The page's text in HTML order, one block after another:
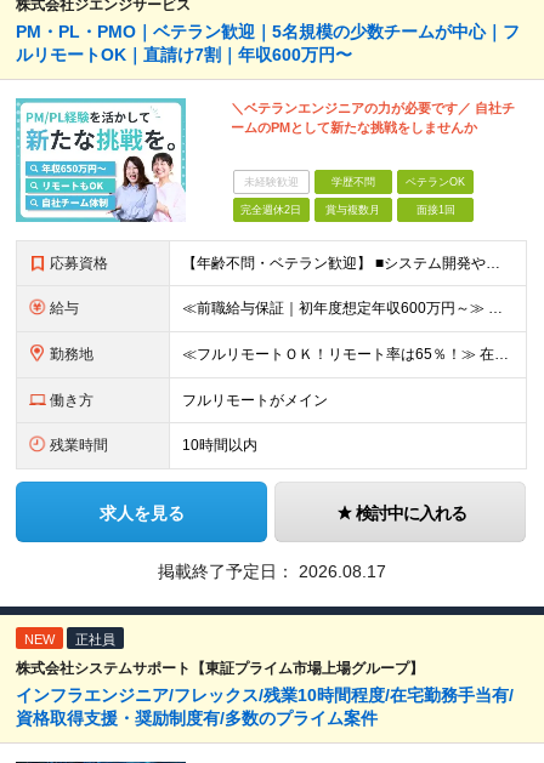
株式会社ジエンジサービス
PM・PL・PMO｜ベテラン歓迎｜5名規模の少数チームが中心｜フ
ルリモートOK｜直請け7割｜年収600万円〜
＼ベテランエンジニアの力が必要です／ 自社チ
ームのPMとして新たな挑戦をしませんか
未経験歓迎 学歴不問 ベテランOK
完全週休2日 賞与複数月 面接1回
応募資格 【年齢不問・ベテラン歓迎】 ■システム開発やインフラの実務経験をお持ちの方（言語・工程・年数不問） ■学歴不問 ≪こんな方はぜひご応募ください≫ □SE経験を積んだがリーダー・PLのポジションがない
給与 ≪前職給与保証｜初年度想定年収600万円～≫ 月給45万円以上＋決算賞与＋交通費 ※スキル・経験を考慮の上、優遇します ※上記月給には固定残業代月20時間分(5万1000円以上)を含みます。超過し
勤務地 ≪フルリモートＯＫ！リモート率は65％！≫ 在宅勤務または東京・神奈川・埼玉・千葉のお客様先での勤務 ■本社 東京都港区芝2-22-15 STKビル 1F (変更の範囲)上記を除く当社関連勤務地
働き方 フルリモートがメイン
残業時間 10時間以内
求人を見る 検討中に入れる
掲載終了予定日： 2026.08.17
NEW 正社員
株式会社システムサポート【東証プライム市場上場グループ】
インフラエンジニア/フレックス/残業10時間程度/在宅勤務手当有/
資格取得支援・奨励制度有/多数のプライム案件